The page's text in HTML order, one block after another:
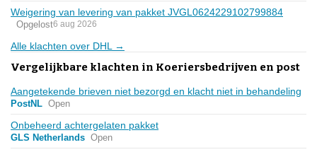
Weigering van levering van pakket JVGL0624229102799884
Opgelost6 aug 2026
Alle klachten over DHL →
Vergelijkbare klachten in Koeriersbedrijven en post
Aangetekende brieven niet bezorgd en klacht niet in behandeling
PostNL Open
Onbeheerd achtergelaten pakket
GLS Netherlands Open